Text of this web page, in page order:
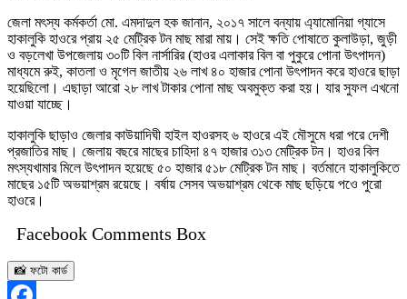
জেলা মৎস্য কর্মকর্তা মো. এমদাদুল হক জানান, ২০১৭ সালে বন্যায় এ্যামোনিয়া গ্যাসে
হাকালুকি হাওরে প্রায় ২৫ মেট্রিক টন মাছ মারা মায়। সেই ক্ষতি পোষাতে কুলাউড়া, জুড়ী
ও বড়লেখা উপজেলায় ৩০টি বিল নার্সারির (হাওর এলাকার বিল বা পুকুরে পোনা উৎপাদন)
মাধ্যমে রুই, কাতলা ও মৃগেল জাতীয় ২৬ লাখ ৪০ হাজার পোনা উৎপাদন করে হাওরে ছাড়া
হয়েছিলো। এছাড়া আরো ২৮ লাখ টাকার পোনা মাছ অবমুক্ত করা হয়। যার সুফল এখনো
যাওয়া যাচ্ছে।
হাকালুকি ছাড়াও জেলার কাউয়াদিঘী হাইল হাওরসহ ৬ হাওরে এই মৌসুমে ধরা পরে দেশী
প্রজাতির মাছ। জেলায় বছরে মাছের চাহিদা ৪৭ হাজার ৩১৩ মেট্রিক টন। হাওর বিল
মৎস্যখামার মিলে উৎপাদন হয়েছে ৫০ হাজার ৫১৮ মেট্রিক টন মাছ। বর্তমানে হাকালুকিতে
মাছের ১৫টি অভয়াশ্রম রয়েছে। বর্ষায় সেসব অভয়াশ্রম থেকে মাছ ছড়িয়ে পওে পুরো
হাওরে।
Facebook Comments Box
📸 ফটো কার্ড